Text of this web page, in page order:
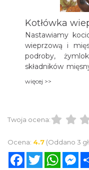
Kotłówka
Nastawiamy
wieprzową i
podroby,
składników
więcej >>
Twoja ocena:
Ocena: 4.7 (Oddano 3
FacebookTwitter